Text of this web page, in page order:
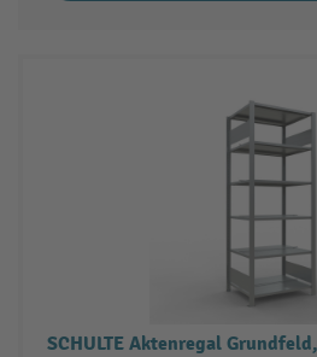
SCHULTE Aktenregal